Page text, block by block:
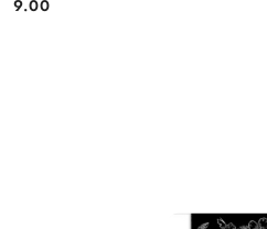
Cena:
9.00